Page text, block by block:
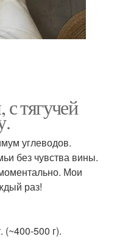
с тягучей
углеводов.
без чувства вины.
Мои
раз!
(~400-500 г).